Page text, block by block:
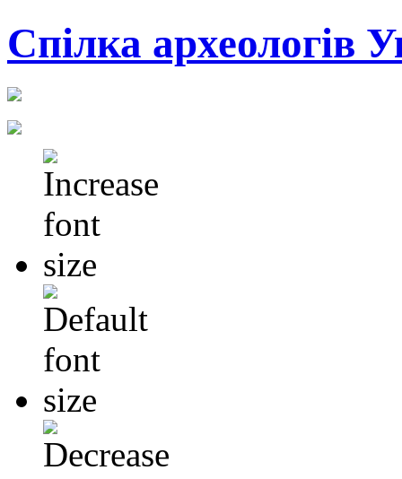
Cпілка археологів